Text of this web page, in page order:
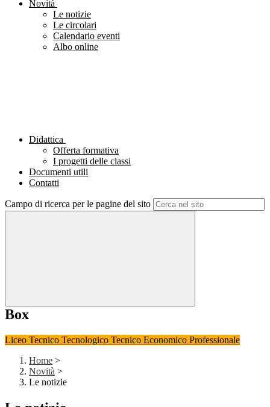
Novità
Le notizie
Le circolari
Calendario eventi
Albo online
Didattica
Offerta formativa
I progetti delle classi
Documenti utili
Contatti
Campo di ricerca per le pagine del sito
Box
Liceo Tecnico Tecnologico Tecnico Economico Professionale
Home >
Novità >
Le notizie